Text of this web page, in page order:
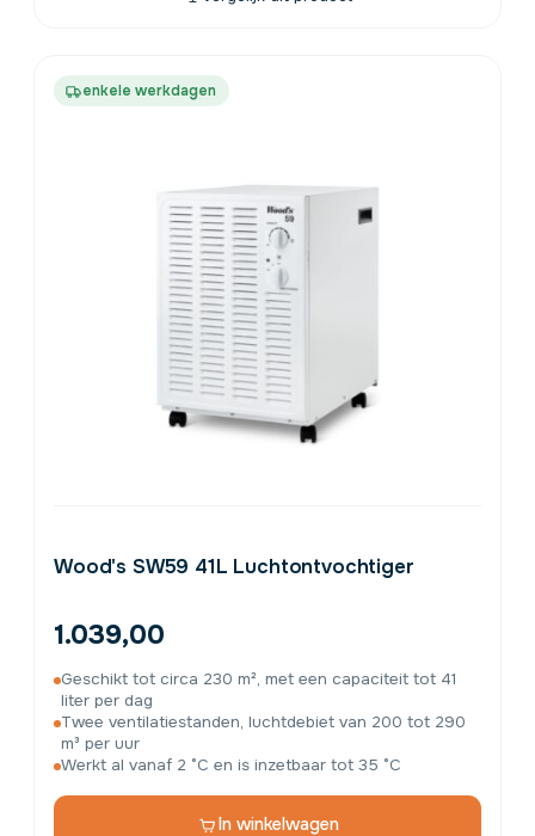
enkele werkdagen
Wood's SW59 41L Luchtontvochtiger
1.039,00
Geschikt tot circa 230 m², met een capaciteit tot 41
liter per dag
Twee ventilatiestanden, luchtdebiet van 200 tot 290
m³ per uur
Werkt al vanaf 2 °C en is inzetbaar tot 35 °C
In winkelwagen